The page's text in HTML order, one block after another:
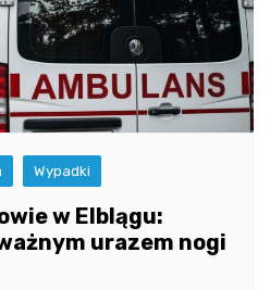
Wypadki
w Elblągu:
urazem nogi